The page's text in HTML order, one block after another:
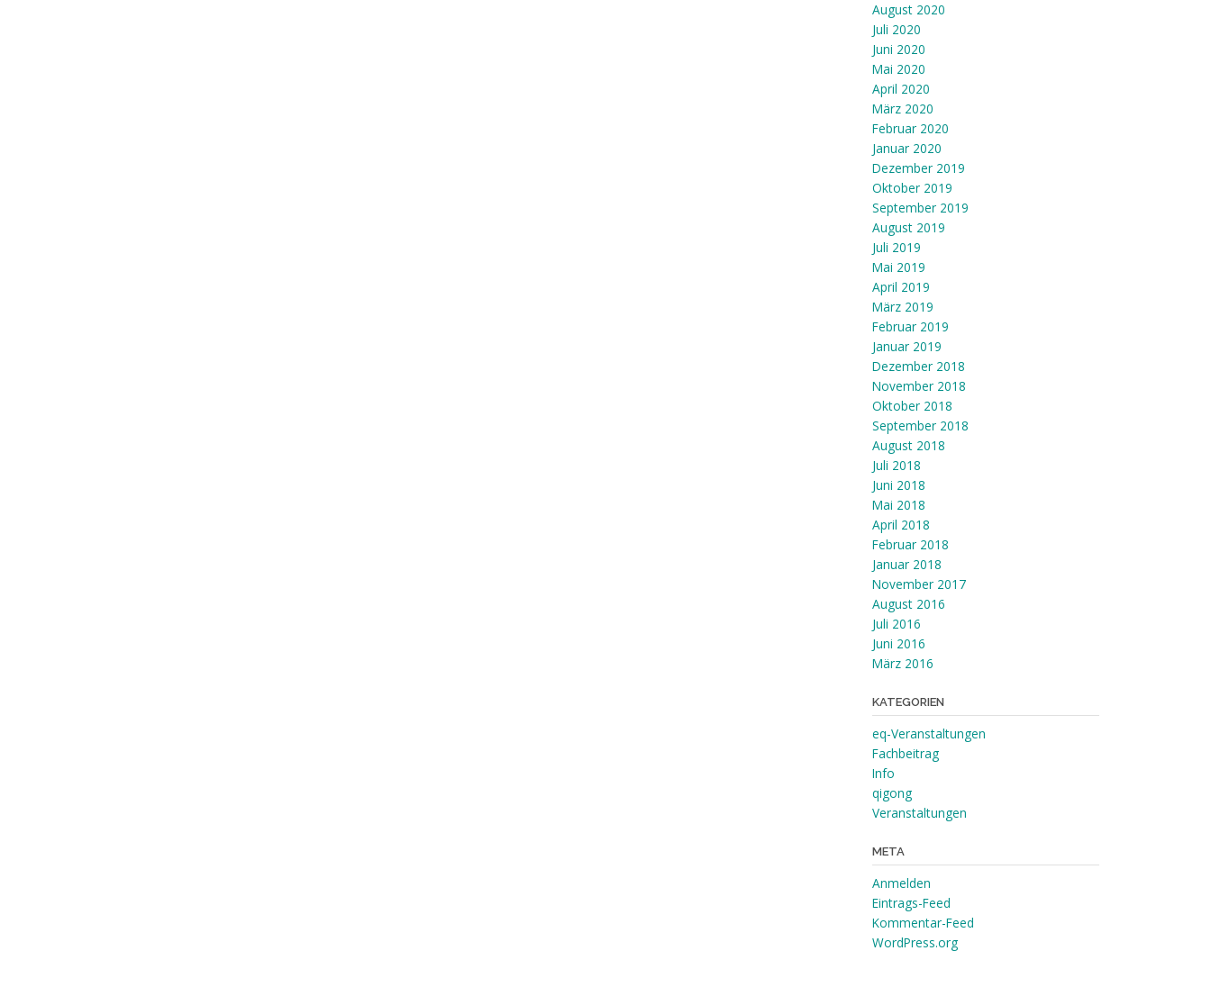
August 2020
Juli 2020
Juni 2020
Mai 2020
April 2020
März 2020
Februar 2020
Januar 2020
Dezember 2019
Oktober 2019
September 2019
August 2019
Juli 2019
Mai 2019
April 2019
März 2019
Februar 2019
Januar 2019
Dezember 2018
November 2018
Oktober 2018
September 2018
August 2018
Juli 2018
Juni 2018
Mai 2018
April 2018
Februar 2018
Januar 2018
November 2017
August 2016
Juli 2016
Juni 2016
März 2016
KATEGORIEN
eq-Veranstaltungen
Fachbeitrag
Info
qigong
Veranstaltungen
META
Anmelden
Eintrags-Feed
Kommentar-Feed
WordPress.org